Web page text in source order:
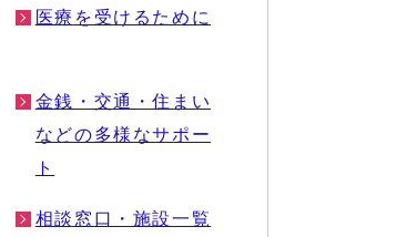
医療を受けるために
金銭・交通・住まい
などの多様なサポー
ト
相談窓口・施設一覧